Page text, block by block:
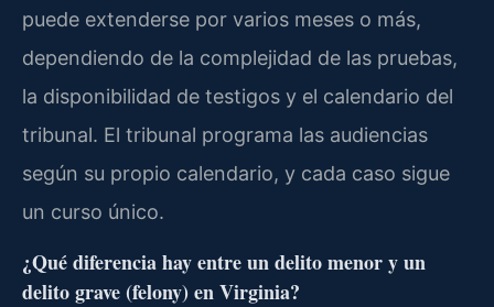
puede extenderse por varios meses o más,
dependiendo de la complejidad de las pruebas,
la disponibilidad de testigos y el calendario del
tribunal. El tribunal programa las audiencias
según su propio calendario, y cada caso sigue
un curso único.
¿Qué diferencia hay entre un delito menor y un
delito grave (felony) en Virginia?